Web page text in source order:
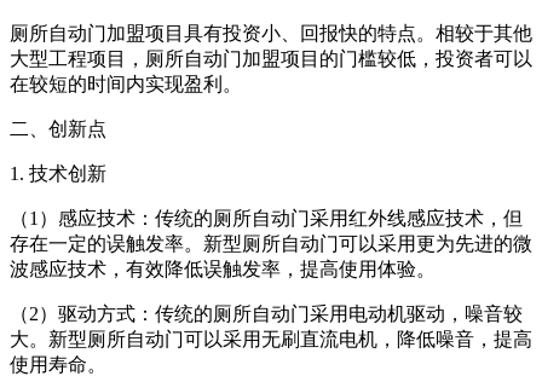
厕所自动门加盟项目具有投资小、回报快的特点。相较于其他
大型工程项目，厕所自动门加盟项目的门槛较低，投资者可以
在较短的时间内实现盈利。
二、创新点
1. 技术创新
（1）感应技术：传统的厕所自动门采用红外线感应技术，但
存在一定的误触发率。新型厕所自动门可以采用更为先进的微
波感应技术，有效降低误触发率，提高使用体验。
（2）驱动方式：传统的厕所自动门采用电动机驱动，噪音较
大。新型厕所自动门可以采用无刷直流电机，降低噪音，提高
使用寿命。